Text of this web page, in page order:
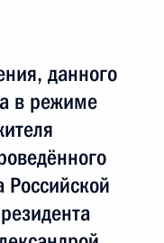
данного
в режиме
Российской